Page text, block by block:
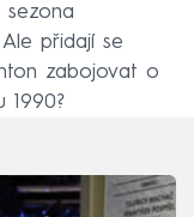
sezona
přidají se
zabojovat o
1990?